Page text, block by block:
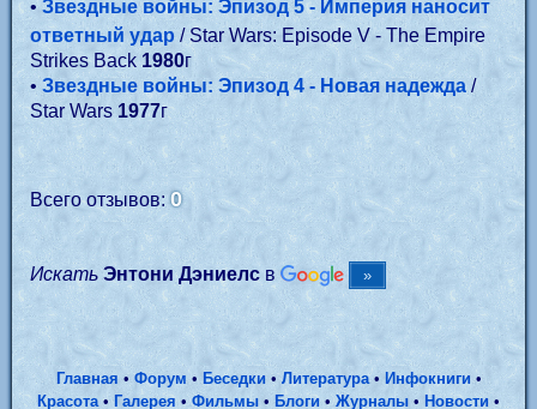
•Звездные войны: Эпизод 5 - Империя наносит
ответный удар/ Star Wars: Episode V - The Empire
Strikes Back 1980г
• Звездные войны: Эпизод 4 - Новая надежда /
Star Wars 1977г
Всего отзывов: 0
Искать Энтони Дэниелс в
Главная• Форум • Беседки•Литература• Инфокниги•
Красота•Галерея •Фильмы • Блоги •Журналы • Новости •